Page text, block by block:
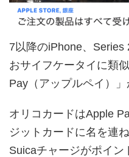
7以降のiPhone、Series
おサイフケータイに類
Pay（アップルペイ）」
オリコカードはApple
ジットカードに名を連
Suicaチャージがポイ